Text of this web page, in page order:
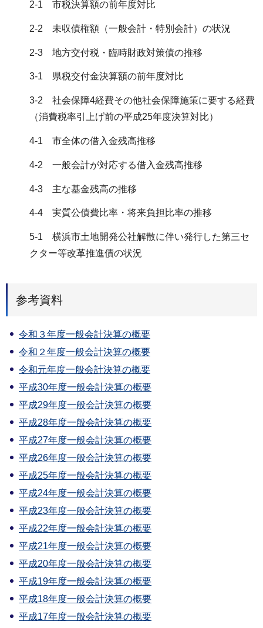
2-1 市税決算額の前年度対比
2-2 未収債権額（一般会計・特別会計）の状況
2-3 地方交付税・臨時財政対策債の推移
3-1 県税交付金決算額の前年度対比
3-2 社会保障4経費その他社会保障施策に要する経費
（消費税率引上げ前の平成25年度決算対比）
4-1 市全体の借入金残高推移
4-2 一般会計が対応する借入金残高推移
4-3 主な基金残高の推移
4-4 実質公債費比率・将来負担比率の推移
5-1 横浜市土地開発公社解散に伴い発行した第三セ
クター等改革推進債の状況
参考資料
令和３年度一般会計決算の概要
令和２年度一般会計決算の概要
令和元年度一般会計決算の概要
平成30年度一般会計決算の概要
平成29年度一般会計決算の概要
平成28年度一般会計決算の概要
平成27年度一般会計決算の概要
平成26年度一般会計決算の概要
平成25年度一般会計決算の概要
平成24年度一般会計決算の概要
平成23年度一般会計決算の概要
平成22年度一般会計決算の概要
平成21年度一般会計決算の概要
平成20年度一般会計決算の概要
平成19年度一般会計決算の概要
平成18年度一般会計決算の概要
平成17年度一般会計決算の概要